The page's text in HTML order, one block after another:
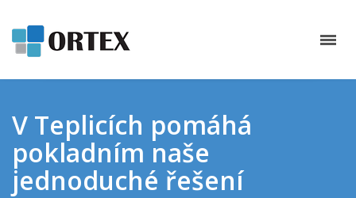
V Teplicích pomáhá
pokladním naše
jednoduché řešení